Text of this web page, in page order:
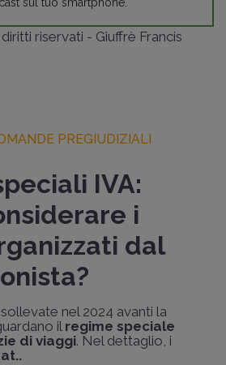
riservati - Giuffrè Francis
PREGIUDIZIALI
IVA:
i
dal
sollevate nel 2024 avanti la
il regime speciale
di viaggi. Nel dettaglio, i